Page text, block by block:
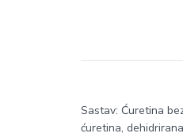
Sastav: Ćuretina
ćuretina,